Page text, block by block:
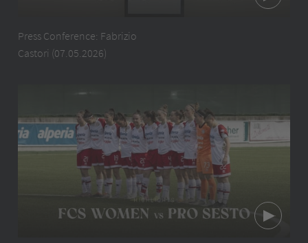
Press Conference: Fabrizio
Castori (07.05.2026)